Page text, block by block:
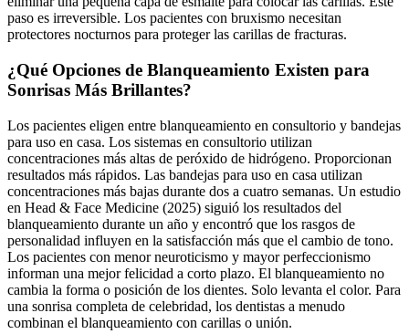
paso es irreversible. Los pacientes con bruxismo necesitan
protectores nocturnos para proteger las carillas de fracturas.
¿Qué Opciones de Blanqueamiento Existen para
Sonrisas Más Brillantes?
Los pacientes eligen entre blanqueamiento en consultorio y bandejas
para uso en casa. Los sistemas en consultorio utilizan
concentraciones más altas de peróxido de hidrógeno. Proporcionan
resultados más rápidos. Las bandejas para uso en casa utilizan
concentraciones más bajas durante dos a cuatro semanas. Un estudio
en Head & Face Medicine (2025) siguió los resultados del
blanqueamiento durante un año y encontró que los rasgos de
personalidad influyen en la satisfacción más que el cambio de tono.
Los pacientes con menor neuroticismo y mayor perfeccionismo
informan una mejor felicidad a corto plazo. El blanqueamiento no
cambia la forma o posición de los dientes. Solo levanta el color. Para
una sonrisa completa de celebridad, los dentistas a menudo
combinan el blanqueamiento con carillas o unión.